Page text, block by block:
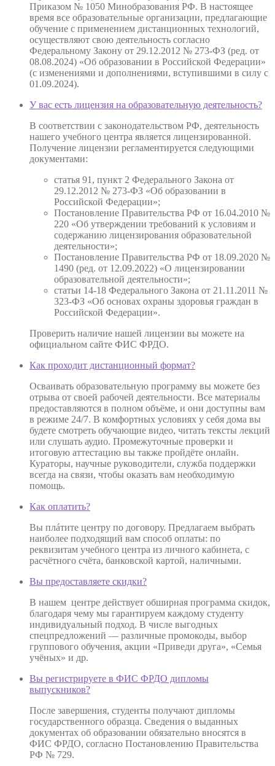
Приказом № 1050 Минобразования РФ. В настоящее
время все образовательные организации, предлагающие
обучение с применением дистанционных технологий,
осуществляют свою деятельность согласно
Федеральному Закону от 29.12.2012 № 273-ФЗ (ред. от
08.08.2024) «Об образовании в Российской Федерации»
(с изменениями и дополнениями, вступившими в силу с
01.09.2024).
У вас есть лицензия на образовательную деятельность?
В соответствии с законодательством РФ, деятельность
нашего учебного центра является лицензированной.
Получение лицензии регламентируется следующими
документами:
статья 91, пункт 2 Федерального Закона от
29.12.2012 № 273-ФЗ «Об образовании в
Российской Федерации»;
Постановление Правительства РФ от 16.04.2010 №
220 «Об утверждении требований к условиям и
содержанию лицензирования образовательной
деятельности»;
Постановление Правительства РФ от 18.09.2020 №
1490 (ред. от 12.09.2022) «О лицензировании
образовательной деятельности»;
статьи 14-18 Федерального Закона от 21.11.2011 №
323-ФЗ «Об основах охраны здоровья граждан в
Российской Федерации».
Проверить наличие нашей лицензии вы можете на
официальном сайте ФИС ФРДО.
Как проходит дистанционный формат?
Осваивать образовательную программу вы можете без
отрыва от своей рабочей деятельности. Все материалы
предоставляются в полном объёме, и они доступны вам
в режиме 24/7. В комфортных условиях у себя дома вы
будете смотреть обучающие видео, читать тексты лекций
или слушать аудио. Промежуточные проверки и
итоговую аттестацию вы также пройдёте онлайн.
Кураторы, научные руководители, служба поддержки
всегда на связи, чтобы оказать вам необходимую
помощь.
Как оплатить?
Вы плáтите центру по договору. Предлагаем выбрать
наиболее подходящий вам способ оплаты: по
реквизитам учебного центра из личного кабинета, с
расчётного счёта, банковской картой, наличными.
Вы предоставляете скидки?
В нашем центре действует обширная программа скидок,
благодаря чему мы гарантируем каждому студенту
индивидуальный подход. В числе выгодных
спецпредложений — различные промокоды, выбор
группового обучения, акции «Приведи друга», «Семья
учёных» и др.
Вы регистрируете в ФИС ФРДО дипломы
выпускников?
После завершения, студенты получают дипломы
государственного образца. Сведения о выданных
документах об образовании обязательно вносятся в
ФИС ФРДО, согласно Постановлению Правительства
РФ № 729.